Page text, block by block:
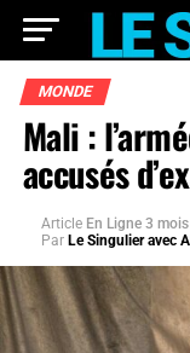
MONDE
Mali :
accusés
Article En Ligne 3 mois
Par Le Singulier avec